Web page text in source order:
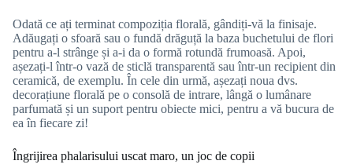
Odată ce ați terminat compoziția florală, gândiți-vă la finisaje.
Adăugați o sfoară sau o fundă drăguță la baza buchetului de flori
pentru a-l strânge și a-i da o formă rotundă frumoasă. Apoi,
așezați-l într-o vază de sticlă transparentă sau într-un recipient din
ceramică, de exemplu. În cele din urmă, așezați noua dvs.
decorațiune florală pe o consolă de intrare, lângă o lumânare
parfumată și un suport pentru obiecte mici, pentru a vă bucura de
ea în fiecare zi!
Îngrijirea phalarisului uscat maro, un joc de copii